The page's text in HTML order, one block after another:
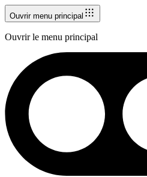
Ouvrir menu principal
Ouvrir le menu principal